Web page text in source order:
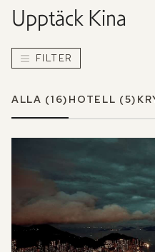
Upptäck Kina
FILTER
ALLA (16) HOTELL (5)